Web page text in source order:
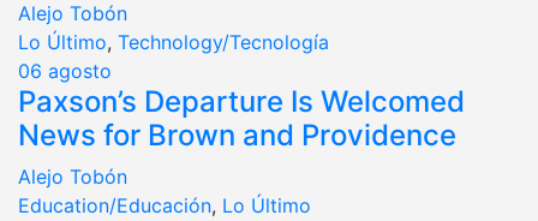
Alejo Tobón
Lo Último, Technology/Tecnología
06 agosto
Paxson’s Departure Is Welcomed
News for Brown and Providence
Alejo Tobón
Education/Educación, Lo Último